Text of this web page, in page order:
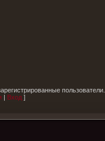
пользователи.
Вход ]